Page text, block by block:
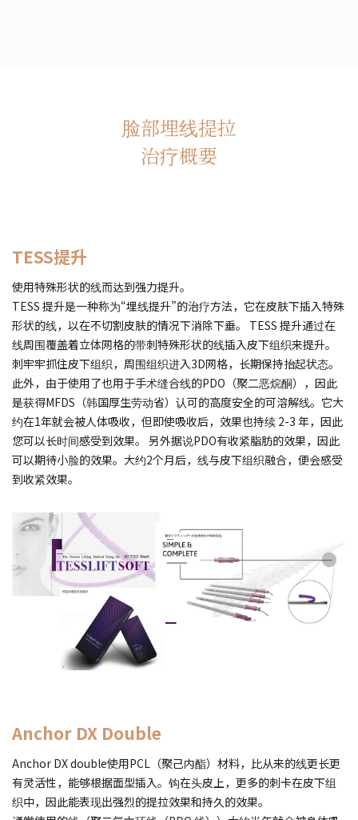
脸部埋线提拉
治疗概要
TESS提升
使用特殊形状的线而达到强力提升。
TESS 提升是一种称为“埋线提升”的治疗方法，它在皮肤下插入特殊
形状的线，以在不切割皮肤的情况下消除下垂。 TESS 提升通过在
线周围覆盖着立体网格的带刺特殊形状的线插入皮下组织来提升。
刺牢牢抓住皮下组织，周围组织进入3D网格，长期保持抬起状态。
此外，由于使用了也用于手术缝合线的PDO（聚二恶烷酮），因此
是获得MFDS（韩国厚生劳动省）认可的高度安全的可溶解线。它大
约在1年就会被人体吸收，但即使吸收后，效果也持续 2-3 年，因此
您可以长时间感受到效果。 另外据说PDO有收紧脂肪的效果，因此
可以期待小脸的效果。大约2个月后，线与皮下组织融合，便会感受
到收紧效果。
Anchor DX Double
Anchor DX double使用PCL（聚己内酯）材料，比从来的线更长更
有灵活性，能够根据面型插入。钩在头皮上，更多的刺卡在皮下组
织中，因此能表现出强烈的提拉效果和持久的效果。